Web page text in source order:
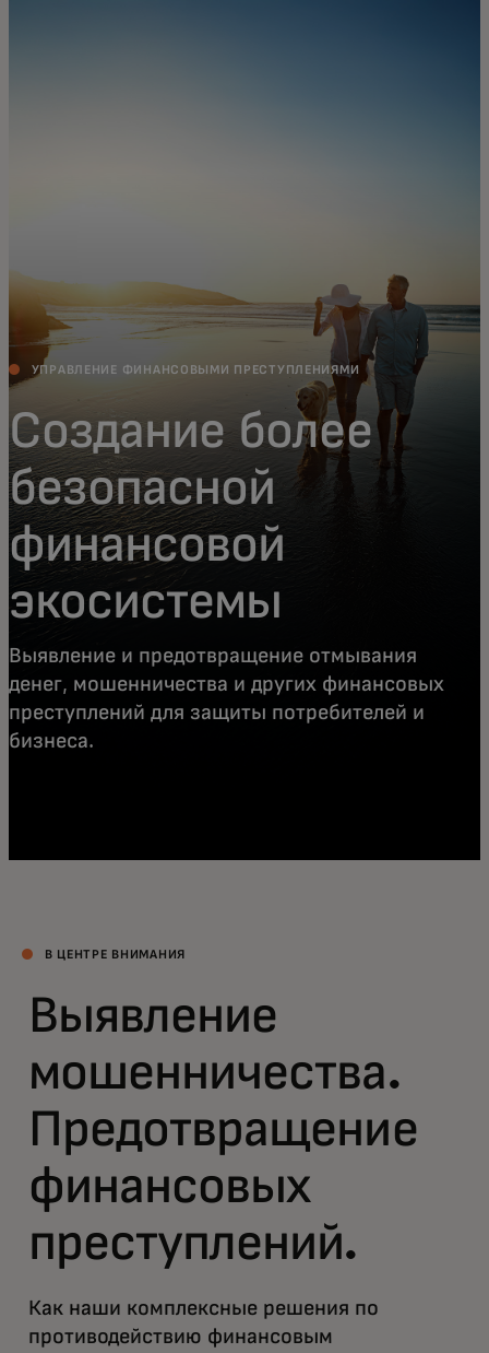
Новости и тренды
УПРАВЛЕНИЕ ФИНАНСОВЫМИ ПРЕСТУПЛЕНИЯМИ
Создание более
безопасной
финансовой
экосистемы
Выявление и предотвращение отмывания
денег, мошенничества и других финансовых
преступлений для защиты потребителей и
бизнеса.
В ЦЕНТРЕ ВНИМАНИЯ
Выявление
мошенничества.
Предотвращение
финансовых
преступлений.
Как наши комплексные решения по
противодействию финансовым